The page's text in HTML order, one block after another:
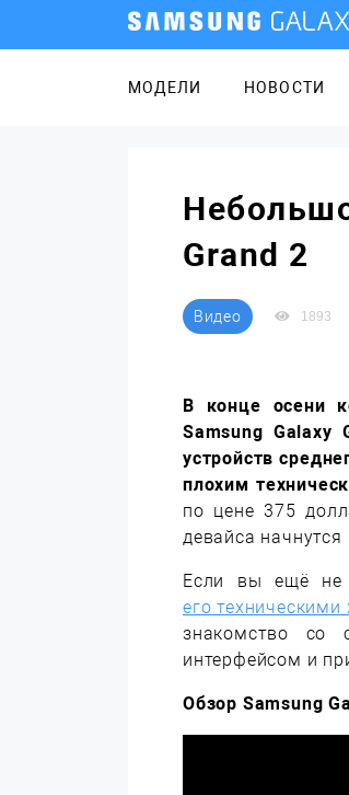
МОДЕЛИ НОВОСТИ
Grand 2
Видео 1893
В конце осени
Samsung Galaxy
устройств
плохим
по цене 375
девайса начнутся
Если вы ещё не
его техническими
знакомство со
интерфейсом и
Обзор Samsung